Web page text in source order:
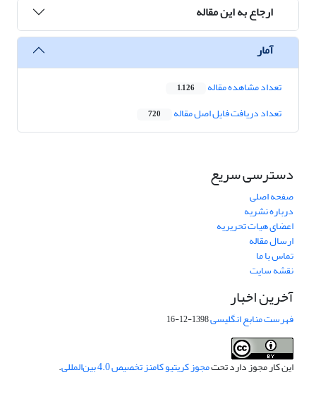
ارجاع به این مقاله
آمار
تعداد مشاهده مقاله 1,126
تعداد دریافت فایل اصل مقاله 720
دسترسی سریع
صفحه اصلی
درباره نشریه
اعضای هیات تحریریه
ارسال مقاله
تماس با ما
نقشه سایت
آخرین اخبار
فهرست منابع انگلیسی1398-12-16
این کار مجوز دارد تحتمجوز کریتیو کامنز تخصیص 4.0 بین‌المللی .